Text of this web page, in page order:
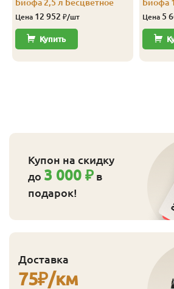
Биофа 2,5 л Бесцветное
Цена 12 952 ₽/шт
Купить
Биофа
Цена 5
Купон на скидку
до 3 000 ₽ в
подарок!
Доставка
75₽/км